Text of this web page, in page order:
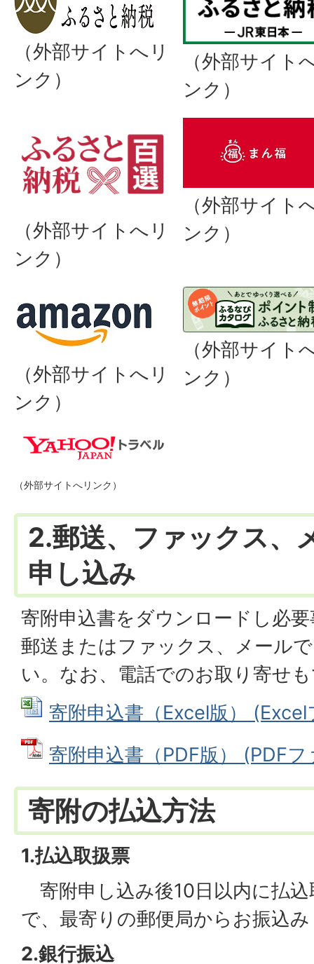
（外部サイトへリ
ンク）
（外部サイト
ンク）
（外部サイトへリ
ンク）
（外部サイト
ンク）
（外部サイトへリ
ンク）
（外部サイト
ンク）
（外部サイトへリンク）
2.郵送、ファックス、
申し込み
寄附申込書をダウンロードし必
郵送またはファックス、メール
い。なお、電話でのお取り寄せ
寄附申込書（Excel版）
寄附申込書（PDF版） (PDF
寄附の払込方法
1.払込取扱票
寄附申し込み後10日以内に払
で、最寄りの郵便局からお振込
2.銀行振込